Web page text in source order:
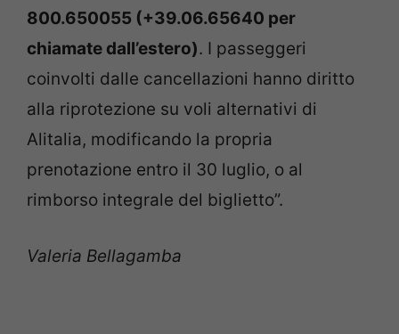
800.650055 (+39.06.65640 per
chiamate dall’estero). I passeggeri
coinvolti dalle cancellazioni hanno diritto
alla riprotezione su voli alternativi di
Alitalia, modificando la propria
prenotazione entro il 30 luglio, o al
rimborso integrale del biglietto”.
Valeria Bellagamba